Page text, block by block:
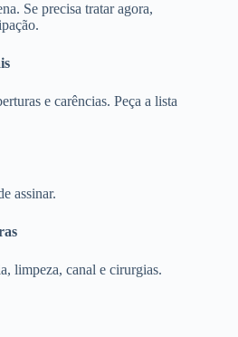
Se precisa tratar agora,
e carências. Peça a lista
assinar.
limpeza, canal e cirurgias.